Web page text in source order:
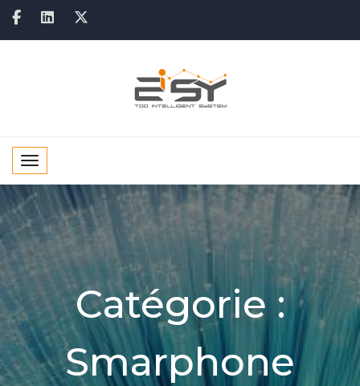
Toggle navigation
Catégorie :
Smarphone